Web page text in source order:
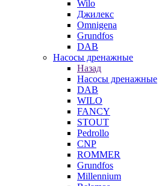
Wilo
Джилекс
Omnigena
Grundfos
DAB
Насосы дренажные
Назад
Насосы дренажные
DAB
WILO
FANCY
STOUT
Pedrollo
CNP
ROMMER
Grundfos
Millennium